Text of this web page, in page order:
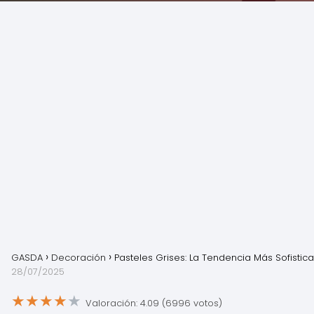
GASDA Decoración
Pasteles Grises: La Tendencia Más
28/07/2025
★★★★★ Valoración: 4.09 (6996 votos)